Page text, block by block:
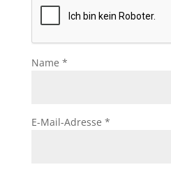
Name *
E-Mail-Adresse *